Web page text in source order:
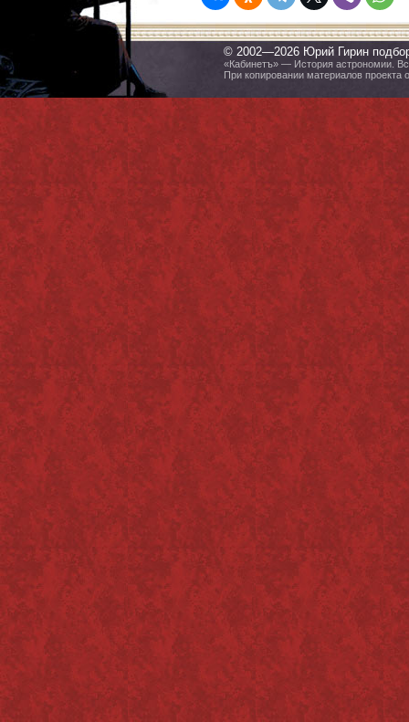
© 2002—2026 Юрий Гирин
«Кабинетъ» — История астрономии.
При копировании материалов проекта